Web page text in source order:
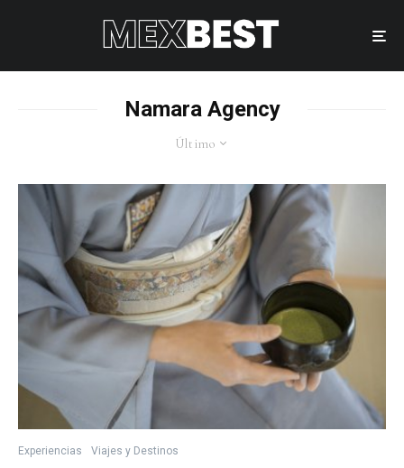
Namara Agency
Último
Experiencias Viajes y Destinos